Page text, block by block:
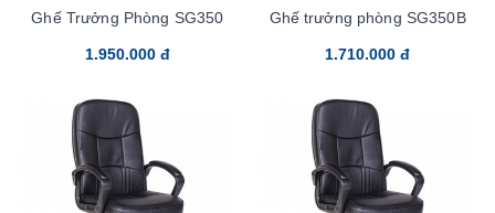
Ghế Trưởng Phòng SG350
1.950.000 đ
Ghế trưởng phòng SG350B
1.710.000 đ